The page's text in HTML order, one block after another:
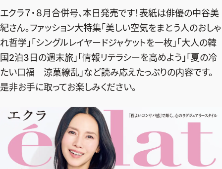
ダイエット
50代健康のお悩み
住まい
旅行＆グルメ
カルチャー
50代のお悩み
エクラ 華組ランキング
チームJマダムメンバー一覧
チームJマダムランキング
チームJマダム特集
編集長コラム
あら、素敵☆ 手帖
占い
イヴルルド遙華の12星座占い
スペシャル占い
試し読み
エクラプレミアムNEWS
通販ランキング
デジタルカタログ
from編集部
インフォメーション
プレゼント
MAGAZINE
エクラ７・８月合併号、本日発売です！表紙は俳優の中谷美
紀さん。ファッション大特集「美しい空気をまとう人のおしゃ
れ哲学」「シングルレイヤードジャケットを一枚」「大人の韓
国2泊3日の週末旅」「情報リテラシーを高めよう」「夏の冷
たい口福 涼菓繚乱」など読み応えたっぷりの内容です。
是非お手に取ってお楽しみください。